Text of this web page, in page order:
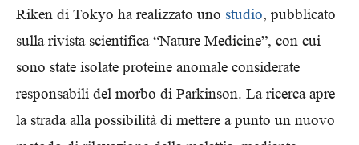
Riken di Tokyo ha realizzato uno studio, pubblicato
sulla rivista scientifica “Nature Medicine”, con cui
sono state isolate proteine anomale considerate
responsabili del morbo di Parkinson. La ricerca apre
la strada alla possibilità di mettere a punto un nuovo